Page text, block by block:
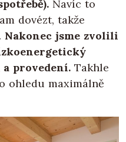
Navíc to
dovézt, takže
Nakonec jsme zvolili
provedení. Takhle
ohledu maximálně